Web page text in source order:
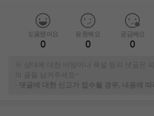
도움됐어요
0
응원해요
0
궁금해요
0
※ 상대에 대한 비방이나 욕설 등의 댓글은
의 글을 남겨주세요~
-
댓글에 대한 신고가 접수될 경우, 내용에